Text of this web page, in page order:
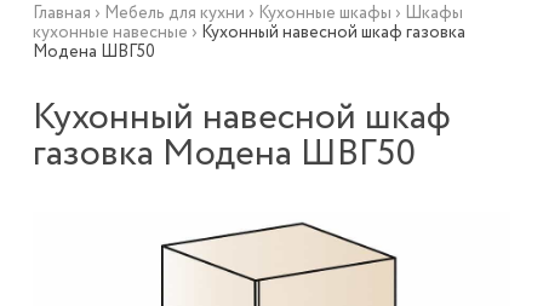
Главная › Мебель для кухни › Кухонные шкафы › Шкафы
кухонные навесные › Кухонный навесной шкаф газовка
Модена ШВГ50
Кухонный навесной шкаф
газовка Модена ШВГ50